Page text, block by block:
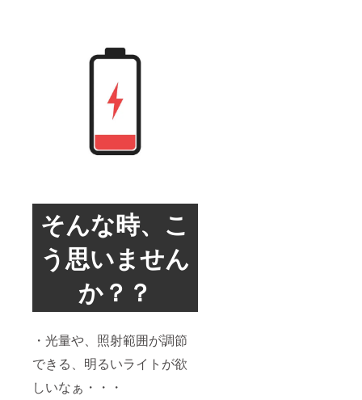
そんな時、こ
う思いません
か？？
・光量や、照射範囲が調節
できる、明るいライトが欲
しいなぁ・・・